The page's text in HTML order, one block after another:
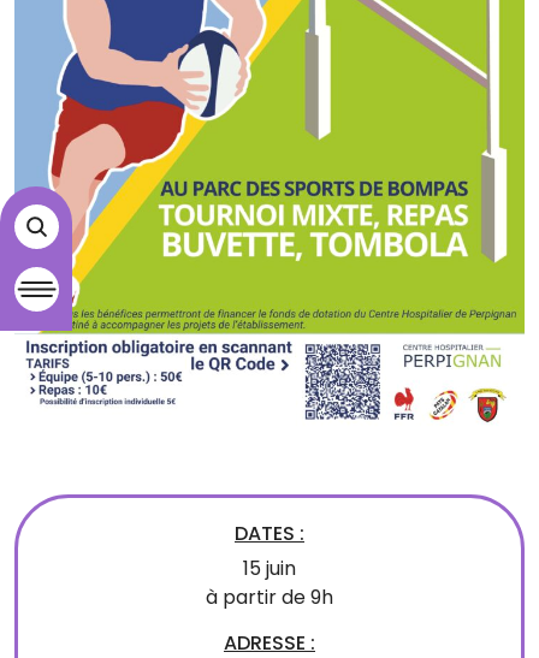
DATES :
15 juin
à partir de 9h
ADRESSE :